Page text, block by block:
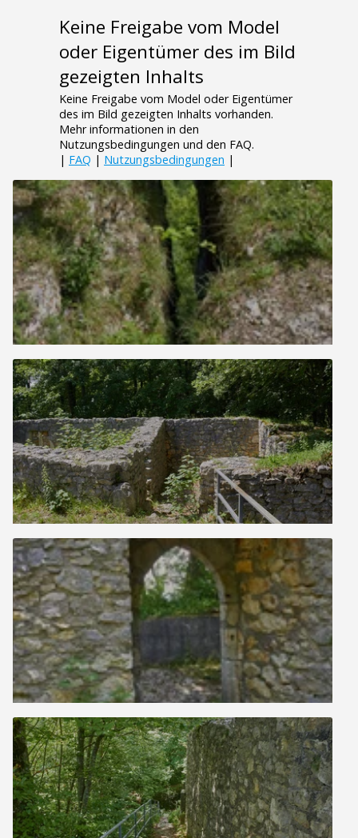
Keine Freigabe vom Model
oder Eigentümer des im Bild
gezeigten Inhalts
Keine Freigabe vom Model oder Eigentümer
des im Bild gezeigten Inhalts vorhanden.
Mehr informationen in den
Nutzungsbedingungen und den FAQ.
| FAQ | Nutzungsbedingungen |